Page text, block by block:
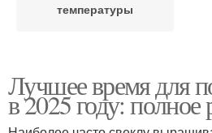
температуры
Лучшее время для
в 2025 году: полное